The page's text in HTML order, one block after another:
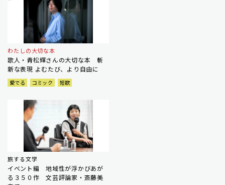
わたしの大切な本
歌人・青松輝さんの大切な本 斬
新な表現 よむたび、より自由に
愛でる コミック 短歌
旅する文学
イベント編 地域性が浮かびあが
る３５０作 文芸評論家・斎藤美